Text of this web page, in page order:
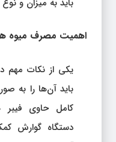
اهمیت مصرف میوه‌
یکی از نکات مهم
باید آن‌ها را به
کامل حاوی فیبر
دستگاه گوارش